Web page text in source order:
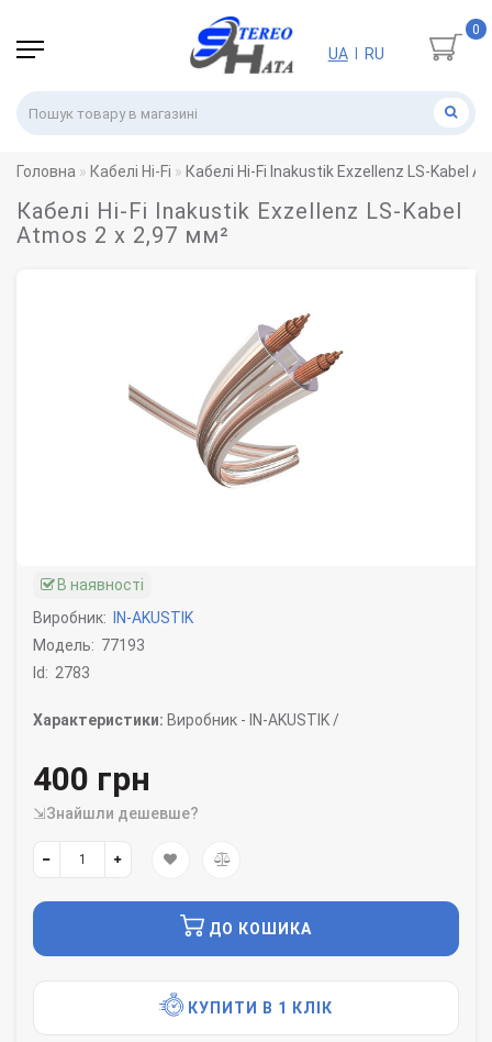
0
UA RU
Головна Кабелі Hi-Fi Кабелі Hi-Fi Inakustik Exzellenz LS-Kabel
Кабелі Hi-Fi Inakustik Exzellenz LS-Kabel
Atmos 2 x 2,97 мм²
В наявності
Виробник:
IN-AKUSTIK
Модель: 77193
Id: 2783
Характеристики: Виробник - IN-AKUSTIK /
400 грн
⇲Знайшли дешевше?
ДО КОШИКА
КУПИТИ В 1 КЛІК